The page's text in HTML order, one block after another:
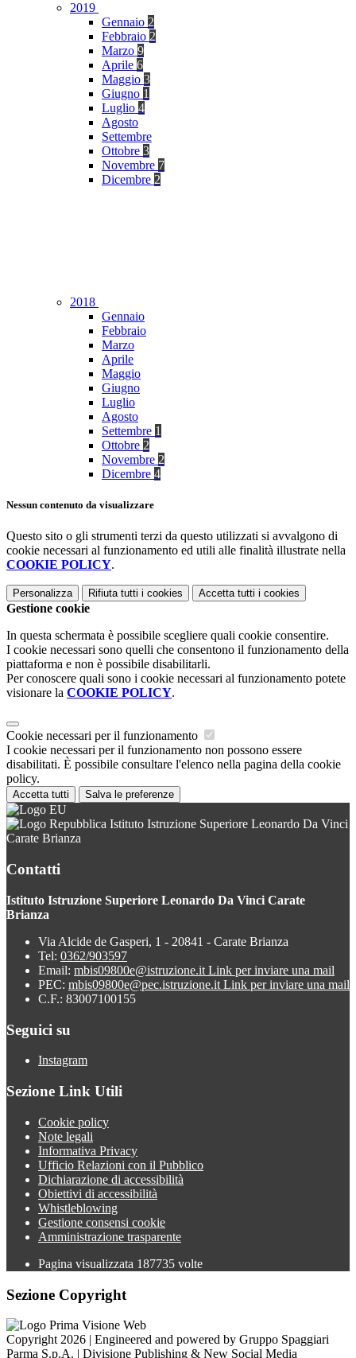
2019
Gennaio 2
Febbraio 2
Marzo 9
Aprile 6
Maggio 3
Giugno 1
Luglio 4
Agosto
Settembre
Ottobre 3
Novembre 7
Dicembre 2
2018
Gennaio
Febbraio
Marzo
Aprile
Maggio
Giugno
Luglio
Agosto
Settembre 1
Ottobre 2
Novembre 2
Dicembre 4
Nessun contenuto da visualizzare
Questo sito o gli strumenti terzi da questo utilizzati si avvalgono di
cookie necessari al funzionamento ed utili alle finalità illustrate nella
COOKIE POLICY.
Personalizza Rifiuta tutti i cookies Accetta tutti i cookies
Gestione cookie
In questa schermata è possibile scegliere quali cookie consentire.
I cookie necessari sono quelli che consentono il funzionamento della
piattaforma e non è possibile disabilitarli.
Per conoscere quali sono i cookie necessari al funzionamento potete
visionare la COOKIE POLICY.
Cookie necessari per il funzionamento
I cookie necessari per il funzionamento non possono essere
disabilitati. È possibile consultare l'elenco nella pagina della cookie
policy.
Accetta tutti Salva le preferenze
Istituto Istruzione Superiore Leonardo Da Vinci
Carate Brianza
Contatti
Istituto Istruzione Superiore Leonardo Da Vinci Carate
Brianza
Via Alcide de Gasperi, 1 - 20841 - Carate Brianza
Tel: 0362/903597
Email: mbis09800e@istruzione.it Link per inviare una mail
PEC: mbis09800e@pec.istruzione.it Link per inviare una mail
C.F.: 83007100155
Seguici su
Instagram
Sezione Link Utili
Cookie policy
Note legali
Informativa Privacy
Ufficio Relazioni con il Pubblico
Dichiarazione di accessibilità
Obiettivi di accessibilità
Whistleblowing
Gestione consensi cookie
Amministrazione trasparente
Pagina visualizzata 187735 volte
Sezione Copyright
Copyright 2026 | Engineered and powered by Gruppo Spaggiari
Parma S.p.A. | Divisione Publishing & New Social Media